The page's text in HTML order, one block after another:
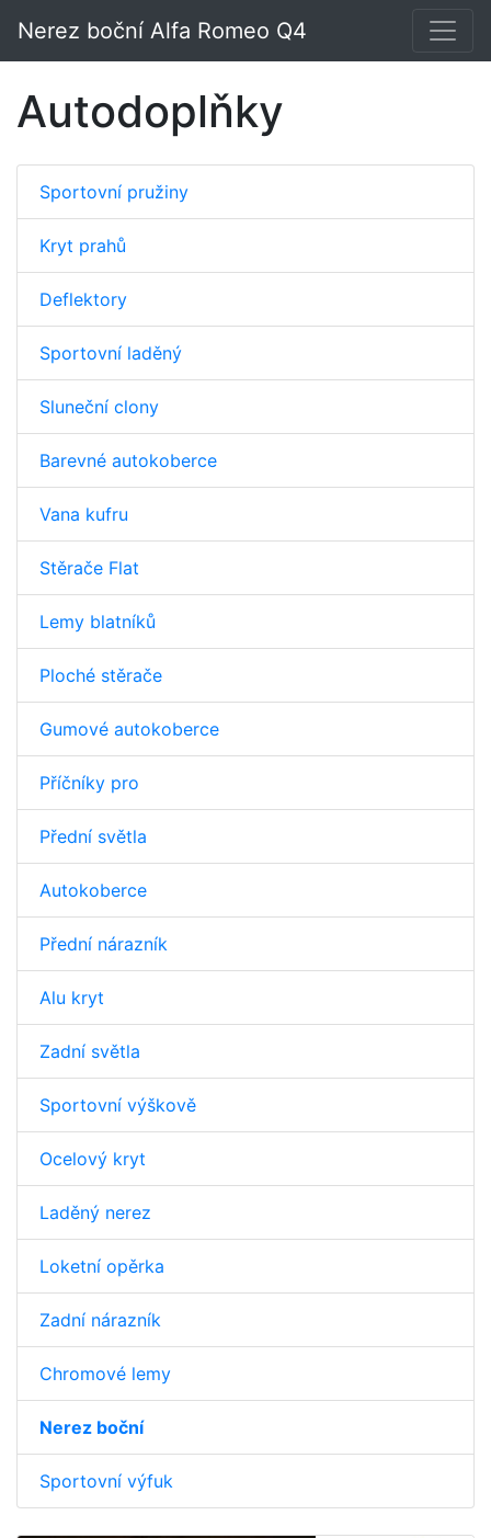
Nerez boční Alfa Romeo Q4
Autodoplňky
Sportovní pružiny
Kryt prahů
Deflektory
Sportovní laděný
Sluneční clony
Barevné autokoberce
Vana kufru
Stěrače Flat
Lemy blatníků
Ploché stěrače
Gumové autokoberce
Příčníky pro
Přední světla
Autokoberce
Přední nárazník
Alu kryt
Zadní světla
Sportovní výškově
Ocelový kryt
Laděný nerez
Loketní opěrka
Zadní nárazník
Chromové lemy
Nerez boční
Sportovní výfuk